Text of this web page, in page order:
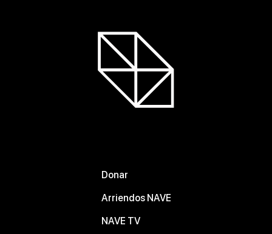
Donar
Arriendos NAVE
NAVE TV